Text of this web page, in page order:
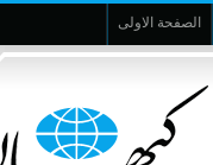
الصفحة الاولى